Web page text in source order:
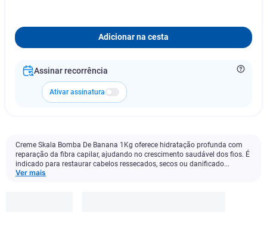
Adicionar na cesta
Assinar recorrência
Ativar assinatura
Creme Skala Bomba De Banana 1Kg oferece hidratação profunda com
reparação da fibra capilar, ajudando no crescimento saudável dos fios. É
indicado para restaurar cabelos ressecados, secos ou danificado...
Ver mais